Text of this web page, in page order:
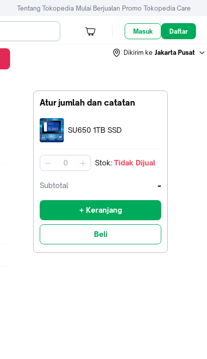
Tentang Tokopedia Mulai Berjualan Promo Tokopedia Care
Masuk Daftar
Dikirim ke Jakarta Pusat
Atur jumlah dan catatan
Terpilih:
SU650 1TB SSD
jumlah Stok: Tidak Dijual
Subtotal -
+ Keranjang
Beli